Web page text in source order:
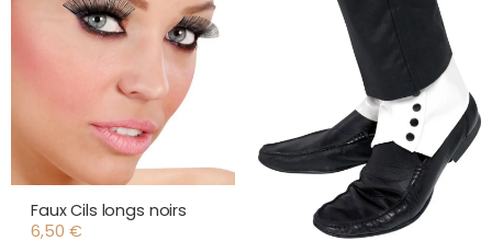
Faux Cils longs noirs
6,50 €